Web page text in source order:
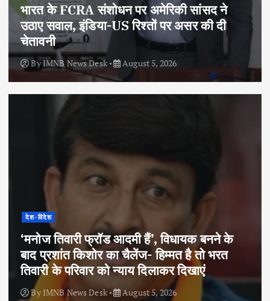
भारत के FCRA संशोधन पर अमेरिकी सांसद ने
उठाए सवाल, इंडिया-US रिश्तों पर असर की दी
चेतावनी
ByIMNB News Desk August 5, 2026
देश-विदेश
‘मनोज तिवारी फ्रॉड आदमी हैं’, विधायक बनने के
बाद प्रशांत किशोर का चैलेंज- हिम्मत है तो भरत
तिवारी के परिवार को न्याय दिलाकर दिखाएं
By IMNB News Desk August 5, 2026